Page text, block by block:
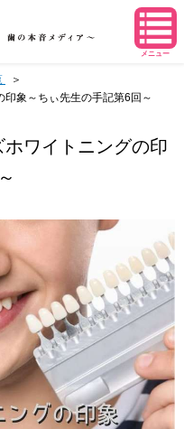
メニュー
象～ちぃ先生の手記第6回～
ワイトニングの印